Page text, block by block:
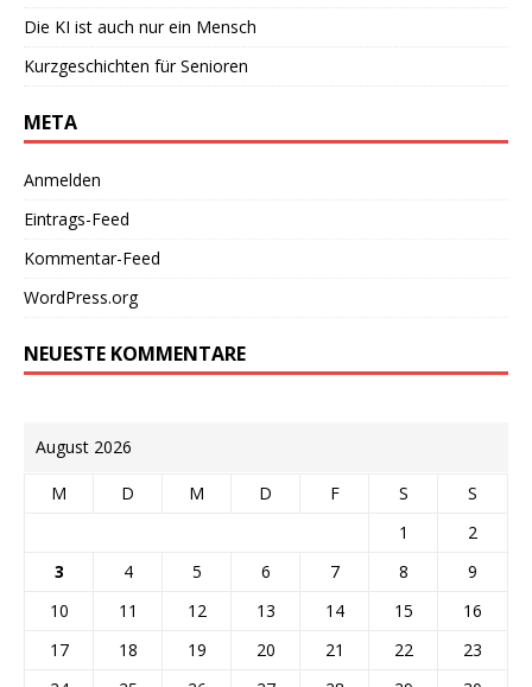
Die KI ist auch nur ein Mensch
Kurzgeschichten für Senioren
META
Anmelden
Eintrags-Feed
Kommentar-Feed
WordPress.org
NEUESTE KOMMENTARE
August 2026
M D M D F S
S
1
2
3
4 5 6 7 8
9
10
11 12 13 14 15
16
17
18 19 20 21 22
23